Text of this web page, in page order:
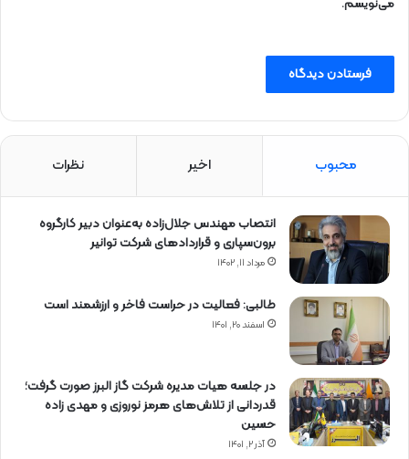
می‌نویسم.
محبوب اخیر نظرات
انتصاب مهندس جلال‌زاده به‌عنوان دبیر كارگروه
برون‌سپاری و قراردادهای شركت توانیر
مرداد ۱۱, ۱۴۰۲
طالبی: فعالیت در حراست فاخر و ارزشمند است
اسفند ۲۰, ۱۴۰۱
در جلسه هیات مدیره شرکت گاز البرز صورت گرفت؛
قدردانی از تلاش‌های هرمز نوروزی و مهدی زاده
حسین
آذر ۲, ۱۴۰۱